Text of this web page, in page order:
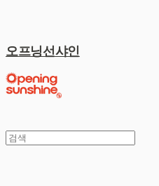
오프닝선샤인